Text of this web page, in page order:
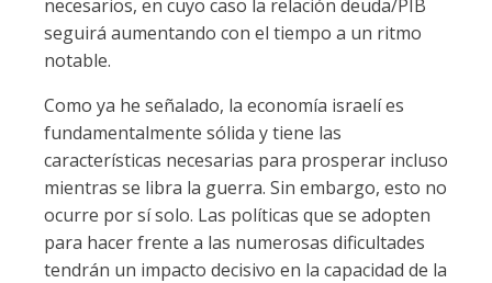
necesarios, en cuyo caso la relación deuda/PIB
seguirá aumentando con el tiempo a un ritmo
notable.
Como ya he señalado, la economía israelí es
fundamentalmente sólida y tiene las
características necesarias para prosperar incluso
mientras se libra la guerra. Sin embargo, esto no
ocurre por sí solo. Las políticas que se adopten
para hacer frente a las numerosas dificultades
tendrán un impacto decisivo en la capacidad de la